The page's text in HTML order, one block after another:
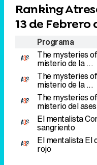
Ranking
13 de Febrero
Programa
The mysteries
misterio de la ...
The mysteries
misterio de la ...
The mysteries
misterio del
El mentalista
sangriento
El mentalistaEl
rojo